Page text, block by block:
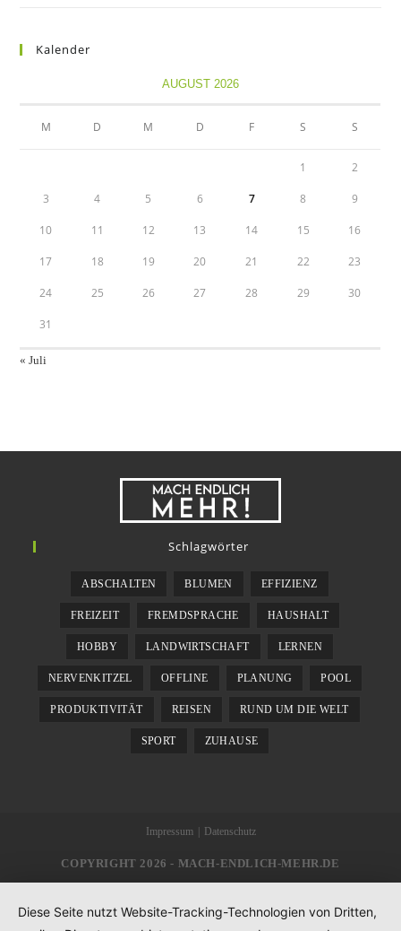
Kalender
AUGUST 2026
M D M D F S S
1 2
3 4 5 6 7 8 9
10 11 12 13 14 15 16
17 18 19 20 21 22 23
24 25 26 27 28 29 30
31
« Juli
Schlagwörter
ABSCHALTEN BLUMEN EFFIZIENZ
FREIZEIT FREMDSPRACHE HAUSHALT
HOBBY LANDWIRTSCHAFT LERNEN
NERVENKITZEL OFFLINE PLANUNG POOL
PRODUKTIVITÄT REISEN RUND UM DIE WELT
SPORT ZUHAUSE
Impressum Datenschutz
COPYRIGHT 2026 - MACH-ENDLICH-MEHR.DE
Diese Seite nutzt Website-Tracking-Technologien von Dritten,